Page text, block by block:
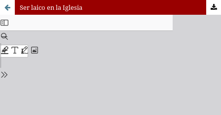
Ser laico en la Iglesia